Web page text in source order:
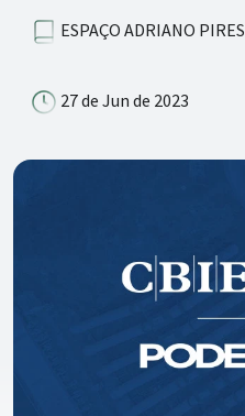
ESPAÇO ADRIANO PIRES
27 de Jun de 2023